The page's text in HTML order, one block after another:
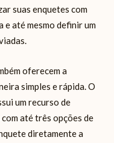
suas enquetes com
e até mesmo definir um
oferecem a
simples e rápida. O
um recurso de
até três opções de
diretamente a